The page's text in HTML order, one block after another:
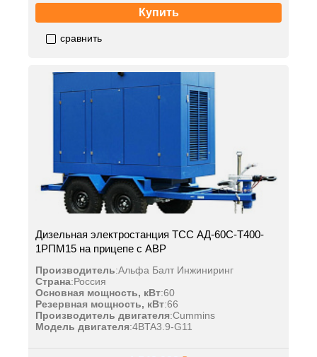
Купить
сравнить
Дизельная электростанция ТСС АД-60С-Т400-
1РПМ15 на прицепе с АВР
Производитель:Альфа Балт Инжиниринг
Страна:Россия
Основная мощность, кВт:60
Резервная мощность, кВт:66
Производитель двигателя:Cummins
Модель двигателя:4BTA3.9-G11